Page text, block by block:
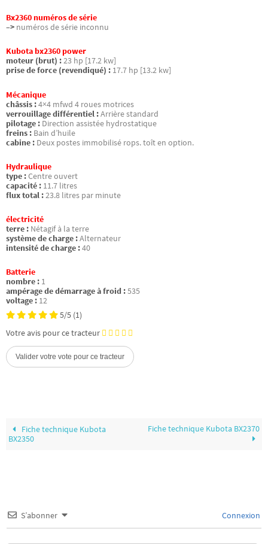
Bx2360 numéros de série
–> numéros de série inconnu
Kubota bx2360 power
moteur (brut) :23 hp [17.2 kw]
prise de force (revendiqué) : 17.7 hp [13.2 kw]
Mécanique
châssis :4×4 mfwd 4 roues motrices
verrouillage différentiel :Arrière standard
pilotage : Direction assistée hydrostatique
freins : Bain d’huile
cabine : Deux postes immobilisé rops. toît en option.
Hydraulique
type :Centre ouvert
capacité : 11.7 litres
flux total :23.8 litres par minute
électricité
terre : Nétagif à la terre
système de charge :Alternateur
intensité de charge :40
Batterie
nombre : 1
ampérage de démarrage à froid :535
voltage : 12
5/5 (1)
Votre avis pour ce tracteur
Fiche technique Kubota
BX2350
Fiche technique Kubota BX2370
S’abonner Connexion